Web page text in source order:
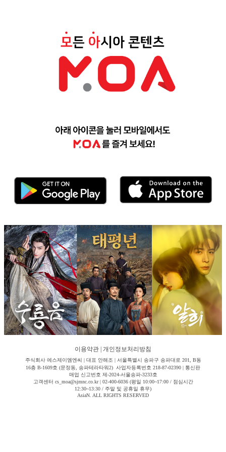
이용약관 개인정보처리방침
주식회사 에스제이엠엔씨 | 대표 안해조 | 서울특별시 송파구 송파대로 201, B동
16층 B-1609호 (문정동, 송파테라타워2) 사업자등록번호 218-87-02390 | 통신판
매업 신고번호 제-2024-서울송파-3233호
고객센터 cs_moa@sjmnc.co.kr | 02-400-6036 (평일 10:00~17:00 / 점심시간
12:30~13:30 / 주말 및 공휴일 휴무)
AsiaN. ALL RIGHTS RESERVED